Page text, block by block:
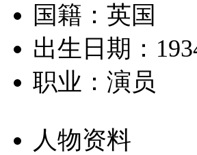
国籍：英国
出生日期：
职业：演员
人物资料